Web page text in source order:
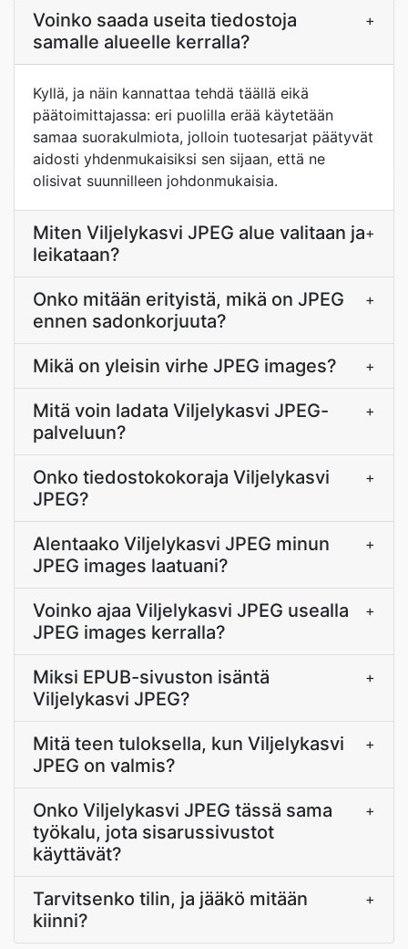
Voinko saada useita tiedostoja
samalle alueelle kerralla?
+
Kyllä, ja näin kannattaa tehdä täällä eikä
päätoimittajassa: eri puolilla erää käytetään
samaa suorakulmiota, jolloin tuotesarjat päätyvät
aidosti yhdenmukaisiksi sen sijaan, että ne
olisivat suunnilleen johdonmukaisia.
Miten Viljelykasvi JPEG alue valitaan ja
leikataan?
+
Onko mitään erityistä, mikä on JPEG
ennen sadonkorjuuta?
+
Mikä on yleisin virhe JPEG images? +
Mitä voin ladata Viljelykasvi JPEG-
palveluun?
+
Onko tiedostokokoraja Viljelykasvi
JPEG?
+
Alentaako Viljelykasvi JPEG minun
JPEG images laatuani?
+
Voinko ajaa Viljelykasvi JPEG usealla
JPEG images kerralla?
+
Miksi EPUB-sivuston isäntä
Viljelykasvi JPEG?
+
Mitä teen tuloksella, kun Viljelykasvi
JPEG on valmis?
+
Onko Viljelykasvi JPEG tässä sama
työkalu, jota sisarussivustot
käyttävät?
+
Tarvitsenko tilin, ja jääkö mitään
kiinni?
+